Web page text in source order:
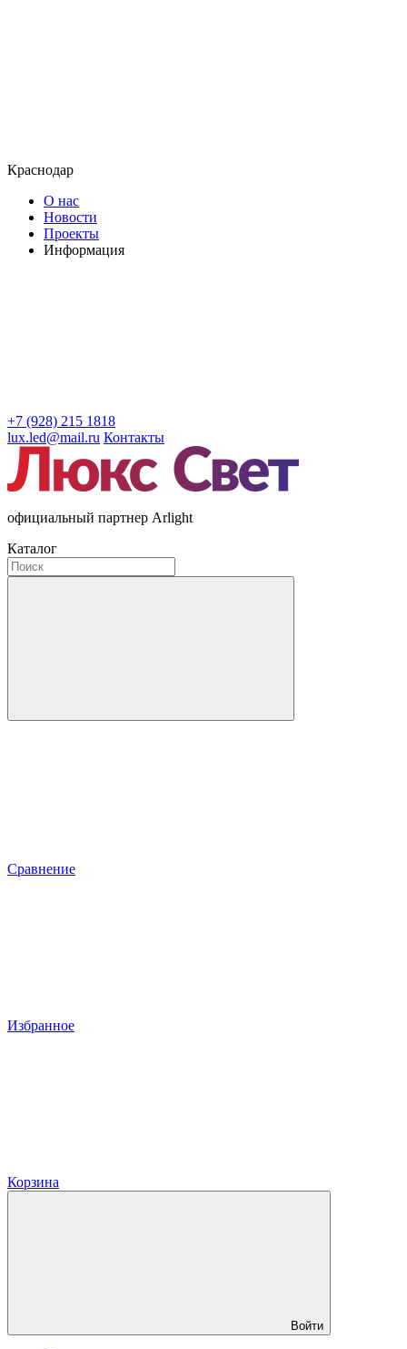
Краснодар
О нас
Новости
Проекты
Информация
+7 (928) 215 1818
lux.led@mail.ru Контакты
официальный партнер Arlight
Каталог
Сравнение
Избранное
Корзина
Войти